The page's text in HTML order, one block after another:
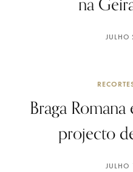
Braga
projecto